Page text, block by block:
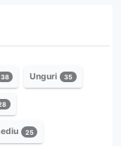
38 Unguri 35
25